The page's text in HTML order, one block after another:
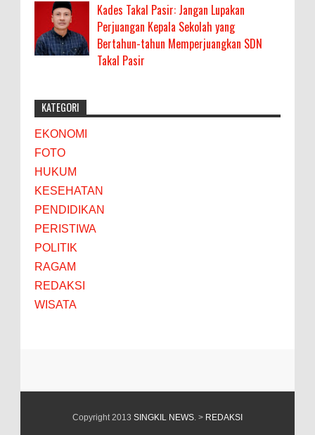
Kades Takal Pasir: Jangan Lupakan
Perjuangan Kepala Sekolah yang
Bertahun-tahun Memperjuangkan SDN
Takal Pasir
KATEGORI
EKONOMI
FOTO
HUKUM
KESEHATAN
PENDIDIKAN
PERISTIWA
POLITIK
RAGAM
REDAKSI
WISATA
Copyright 2013 SINGKIL NEWS. > REDAKSI